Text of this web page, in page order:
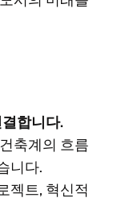
합니다.
축계의 흐름
니다.
젝트, 혁신적